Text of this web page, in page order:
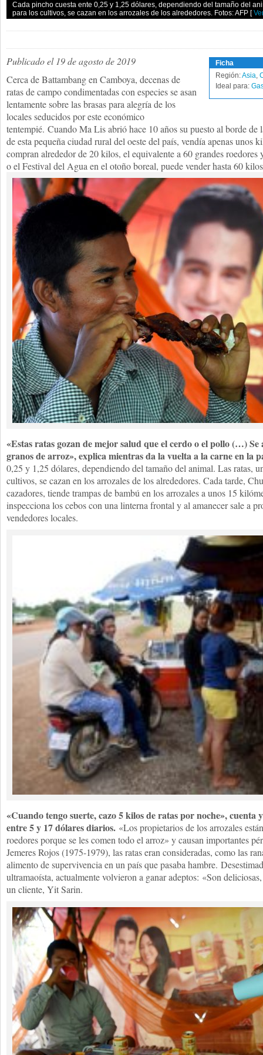
Cada pincho cuesta ente 0,25 y 1,25 dólares, dependiendo del tamaño del
para los cultivos, se cazan en los arrozales de los alrededores. Fotos: AFP [
Ficha
Región:Asia,
Ideal para:
Publicado el 19 de agosto de 2019
Cerca de Battambang en Camboya, decenas de
ratas de campo condimentadas con especies se asan
lentamente sobre las brasas para alegría de los
locales seducidos por este económico
tentempié. Cuando Ma Lis abrió hace 10 años su puesto al borde de
de esta pequeña ciudad rural del oeste del país, vendía apenas unos
compran alrededor de 20 kilos, el equivalente a 60 grandes
o el Festival del Agua en el otoño boreal, puede vender hasta 60
«Estas ratas gozan de mejor salud que el cerdo o el pollo (…)
granos de arroz», explica mientras da la vuelta a la carne en la
0,25 y 1,25 dólares, dependiendo del tamaño del animal. Las ratas,
cultivos, se cazan en los arrozales de los alrededores. Cada tarde,
cazadores, tiende trampas de bambú en los arrozales a unos 15
inspecciona los cebos con una linterna frontal y al amanecer sale a
vendedores locales.
«Cuando tengo suerte, cazo 5 kilos de ratas por noche», cuenta
entre 5 y 17 dólares diarios. «Los propietarios de los arrozales
roedores porque se les comen todo el arroz» y causan importantes
Jemeres Rojos (1975-1979), las ratas eran consideradas, como las
alimento de supervivencia en un país que pasaba hambre.
ultramaoísta, actualmente volvieron a ganar adeptos: «Son
un cliente, Yit Sarin.